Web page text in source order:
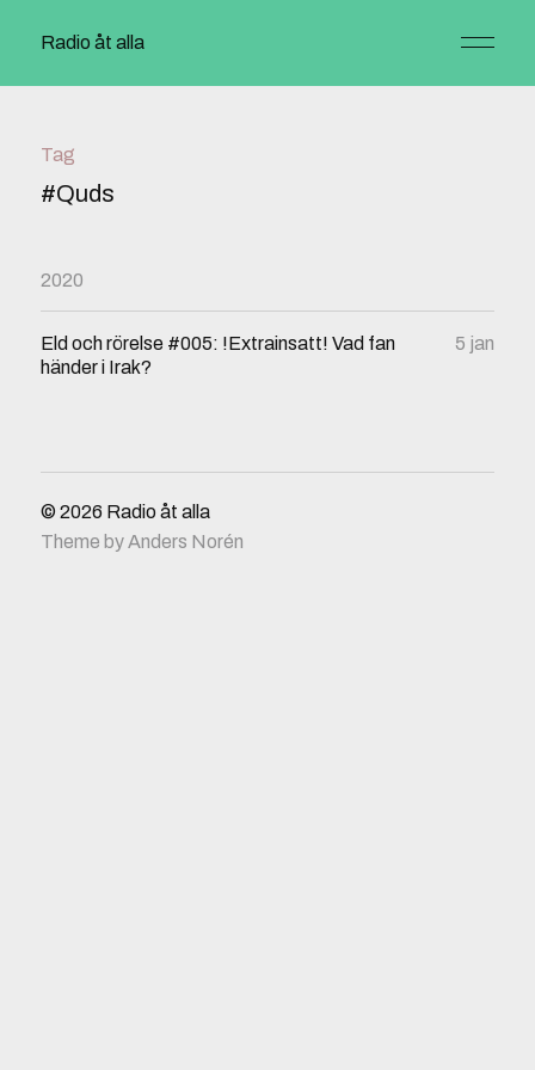
Radio åt alla
Tag
#Quds
2020
Eld och rörelse #005: !Extrainsatt! Vad fan
händer i Irak?
5 jan
© 2026 Radio åt alla
Theme byAnders Norén